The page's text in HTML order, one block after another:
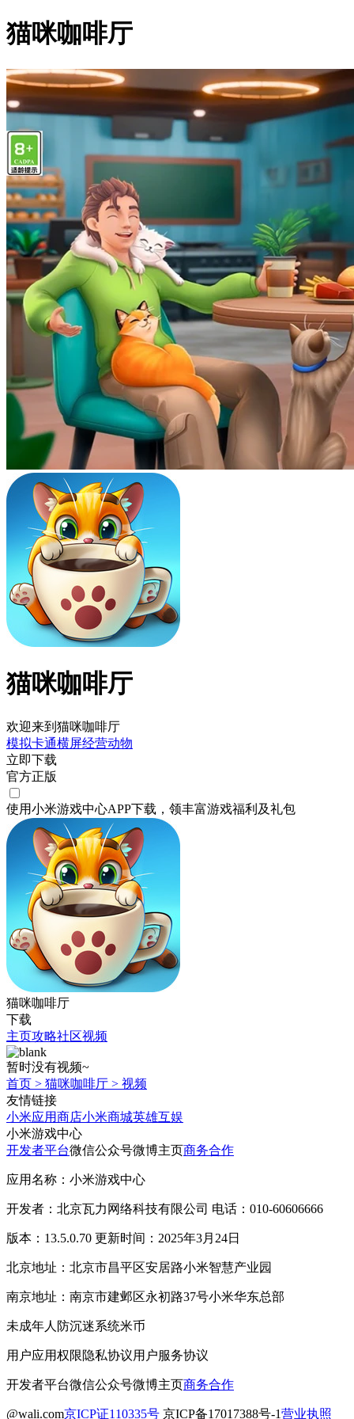
猫咪咖啡厅
猫咪咖啡厅
欢迎来到猫咪咖啡厅
模拟卡通横屏经营动物
立即下载
官方正版
使用小米游戏中心APP下载 ，领丰富游戏福利 及礼包
猫咪咖啡厅
下载
主页攻略社区视频
暂时没有视频~
首页 > 猫咪咖啡厅 > 视频
友情链接
小米应用商店小米商城英雄互娱
小米游戏中心
开发者平台微信公众号微博主页商务合作
应用名称：小米游戏中心
开发者：北京瓦力网络科技有限公司 电话：010-60606666
版本：13.5.0.70 更新时间：2025年3月24日
北京地址：北京市昌平区安居路小米智慧产业园
南京地址：南京市建邺区永初路37号小米华东总部
未成年人防沉迷系统米币
用户应用权限隐私协议用户服务协议
开发者平台微信公众号微博主页商务合作
@wali.com京ICP证110335号 京ICP备17017388号-1营业执照